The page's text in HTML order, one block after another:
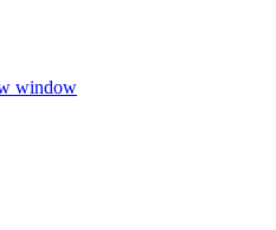
window